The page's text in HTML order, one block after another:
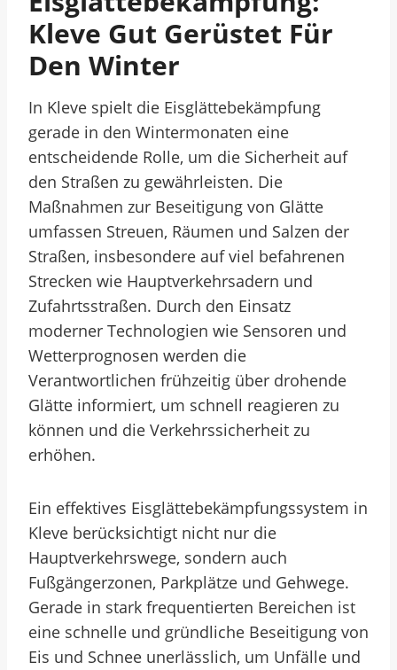
Kleve Gut Gerüstet Für
Den Winter
In Kleve spielt die Eisglättebekämpfung
gerade in den Wintermonaten eine
entscheidende Rolle, um die Sicherheit auf
den Straßen zu gewährleisten. Die
Maßnahmen zur Beseitigung von Glätte
umfassen Streuen, Räumen und Salzen der
Straßen, insbesondere auf viel befahrenen
Strecken wie Hauptverkehrsadern und
Zufahrtsstraßen. Durch den Einsatz
moderner Technologien wie Sensoren und
Wetterprognosen werden die
Verantwortlichen frühzeitig über drohende
Glätte informiert, um schnell reagieren zu
können und die Verkehrssicherheit zu
erhöhen.
Ein effektives Eisglättebekämpfungssystem in
Kleve berücksichtigt nicht nur die
Hauptverkehrswege, sondern auch
Fußgängerzonen, Parkplätze und Gehwege.
Gerade in stark frequentierten Bereichen ist
eine schnelle und gründliche Beseitigung von
Eis und Schnee unerlässlich, um Unfälle und